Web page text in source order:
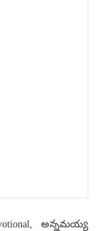
అన్నమయ్య